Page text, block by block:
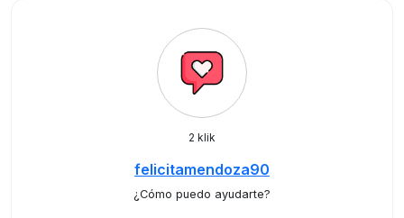
2 klik
felicitamendoza90
¿Cómo puedo ayudarte?